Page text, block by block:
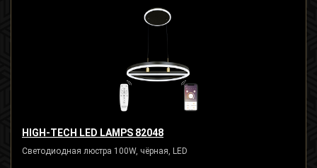
HIGH-TECH LED LAMPS 82048
Светодиодная люстра 100W, чёрная, LED